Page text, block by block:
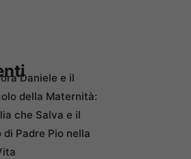
Daniele e il
della Maternità:
che Salva e il
di Padre Pio nella